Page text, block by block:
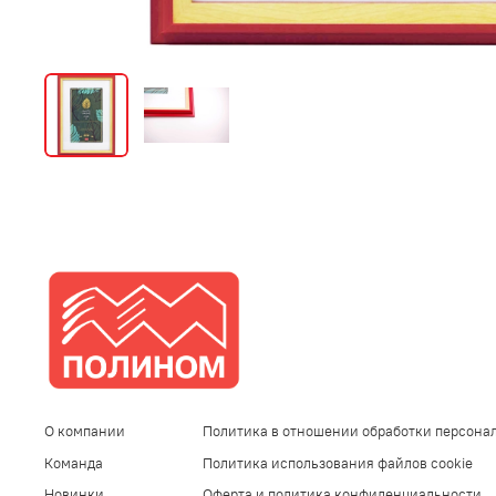
О компании
Команда
Политика в отношении обработки
Политика использования файлов cookie